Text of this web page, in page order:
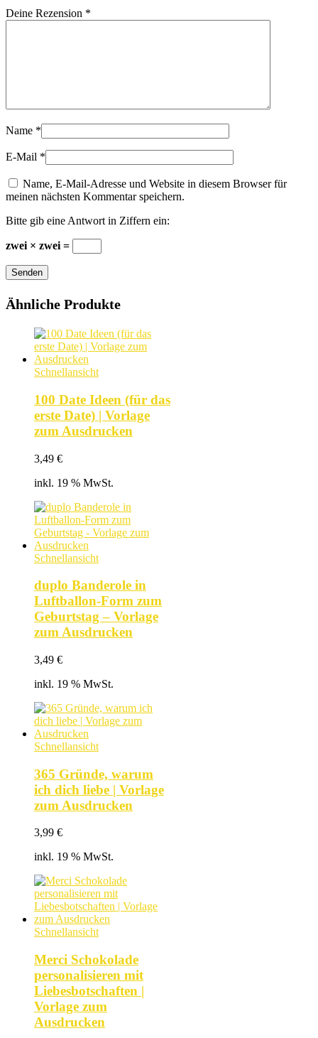
Deine Rezension *
Name *
E-Mail *
Name, E-Mail-Adresse und Website in diesem Browser für
meinen nächsten Kommentar speichern.
Bitte gib eine Antwort in Ziffern ein:
zwei × zwei =
Senden
Ähnliche Produkte
Schnellansicht
100 Date Ideen (für das
erste Date) | Vorlage
zum Ausdrucken
3,49 €
inkl. 19 % MwSt.
Schnellansicht
duplo Banderole in
Luftballon-Form zum
Geburtstag – Vorlage
zum Ausdrucken
3,49 €
inkl. 19 % MwSt.
Schnellansicht
365 Gründe, warum
ich dich liebe | Vorlage
zum Ausdrucken
3,99 €
inkl. 19 % MwSt.
Schnellansicht
Merci Schokolade
personalisieren mit
Liebesbotschaften |
Vorlage zum
Ausdrucken